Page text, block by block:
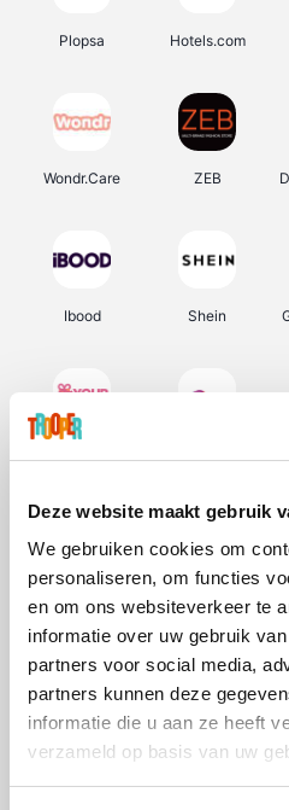
Deze website maakt gebruik
We gebruiken cookies om
personaliseren, om functies
en om ons websiteverkeer te
informatie over uw gebruik
partners voor social media,
partners kunnen deze
informatie die u aan ze heeft
verzameld op basis van uw
Plopsa Hotels.com
Wondr.Care ZEB
Ibood Shein
Weekendesk Sarenza